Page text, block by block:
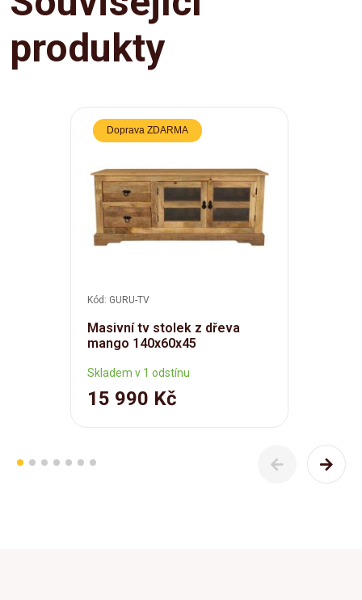
produkty
Doprava ZDARMA
Kód: GURU-TV
Masivní tv stolek z dřeva
mango 140x60x45
Skladem v 1 odstínu
15 990 Kč